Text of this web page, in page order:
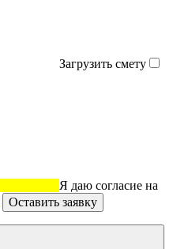
Загрузить смету
Я даю согласие на
Оставить заявку